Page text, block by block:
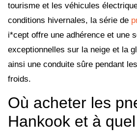
tourisme et les véhicules
conditions hivernales, la série de
i*cept offre une adhérence et une
exceptionnelles sur la neige et la
ainsi une conduite sûre pendant
froids.
Où acheter les
Hankook et à